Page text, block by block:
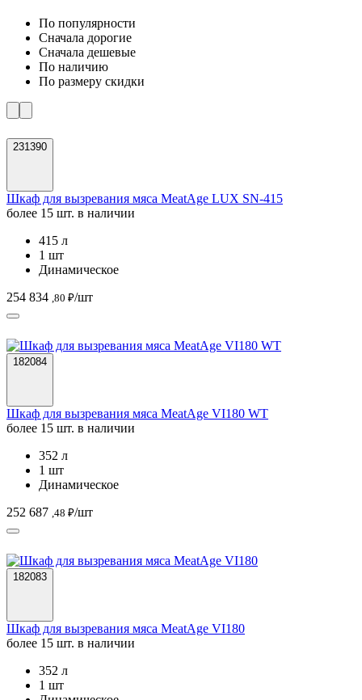
По популярности
Cначала дорогие
Cначала дешевые
По наличию
По размеру скидки
231390
Шкаф для вызревания мяса MeatAge LUX SN-415
более 15 шт. в наличии
415 л
1 шт
Динамическое
254 834 ,80 ₽/шт
182084
Шкаф для вызревания мяса MeatAge VI180 WT
более 15 шт. в наличии
352 л
1 шт
Динамическое
252 687 ,48 ₽/шт
182083
Шкаф для вызревания мяса MeatAge VI180
более 15 шт. в наличии
352 л
1 шт